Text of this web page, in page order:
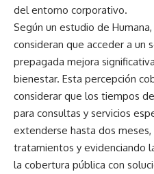
del entorno corporativo.
Según un estudio de
consideran que acceder a un
prepagada mejora
bienestar. Esta percepción
considerar que los tiempos
para consultas y servicios
extenderse hasta dos
tratamientos y evidenciando
la cobertura pública con